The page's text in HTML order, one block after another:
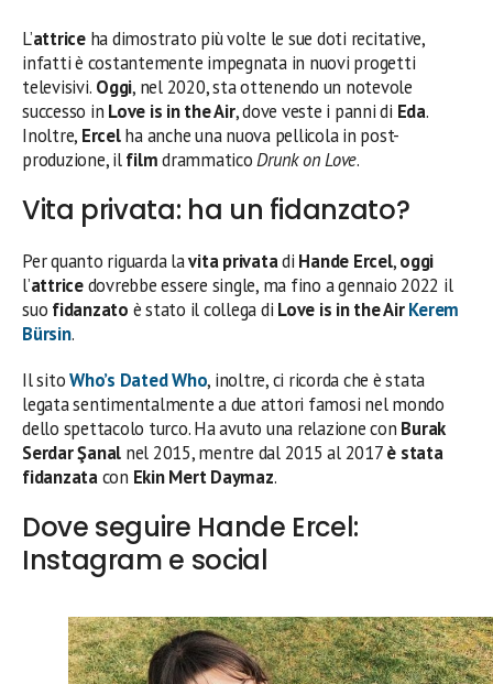
L’attriceha dimostrato più volte le sue doti recitative,
infatti è costantemente impegnata in nuovi progetti
televisivi. Oggi, nel 2020, sta ottenendo un notevole
successo in Love is in the Air, dove veste i panni di Eda.
Inoltre, Ercelha anche una nuova pellicola in post-
produzione, ilfilmdrammaticoDrunk on Love.
Vita privata: ha un fidanzato?
Per quanto riguarda lavita privatadi Hande Ercel,oggi
l’attricedovrebbe essere single, ma fino a gennaio 2022 il
suo fidanzato è stato il collega di Love is in the AirKerem
Bürsin.
Il sitoWho’s Dated Who, inoltre, ci ricorda che è stata
legata sentimentalmente a due attori famosi nel mondo
dello spettacolo turco. Ha avuto una relazione con Burak
Serdar Şanal nel 2015, mentre dal 2015 al 2017è stata
fidanzatacon Ekin Mert Daymaz.
Dove seguire Hande Ercel:
Instagram e social